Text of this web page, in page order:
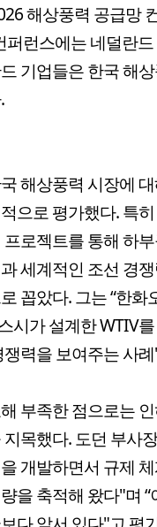
해상풍력 공급망
퍼런스에는 네덜란
기업들은 한국 해
해상풍력 시장에
으로 평가했다. 특
로젝트를 통해 하
세계적인 조선 경
꼽았다. 그는 “한화
시가 설계한 WTIV
력을 보여주는 사
부족한 점으로는
목했다. 도던 부사
개발하면서 규제
을 축적해 왔다"며